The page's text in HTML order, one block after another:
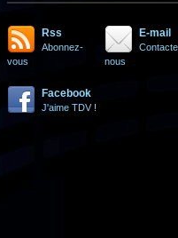
Rss
Abonnez-
vous
E-mail
nous
Facebook
J'aime TDV !